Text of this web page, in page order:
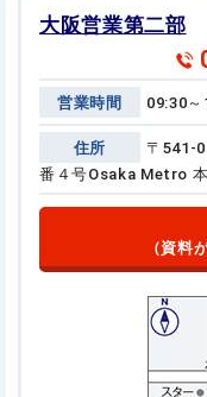
大阪営業第二部
営業時間 09:30
住所
〒541-
番４号Osaka Metro
（資料